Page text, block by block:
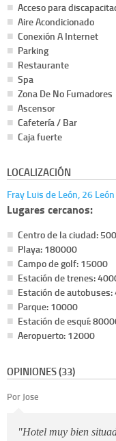
Acceso para
Aire Acondicionado
Conexión A Internet
Parking
Restaurante
Spa
Zona De No Fumadores
Ascensor
Cafetería / Bar
Caja fuerte
LOCALIZACIÓN
Fray Luis de León, 26
Lugares cercanos:
Centro de la ciudad: 500
Playa: 180000
Campo de golf: 15000
Estación de trenes:
Estación de
Parque: 10000
Estación de esquí:
Aeropuerto: 12000
OPINIONES (33)
Por Jose
"Hotel muy bien